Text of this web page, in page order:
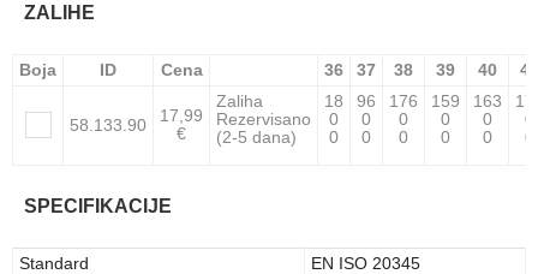
ZALIHE
Boja ID Cena 36 37 38 39 40 41
58.133.90
17,99
€
Zaliha
Rezervisano
(2-5 dana)
18
0
0
96
0
0
176
0
0
159
0
0
163
0
0
0
0
SPECIFIKACIJE
Standard
EN ISO 20345